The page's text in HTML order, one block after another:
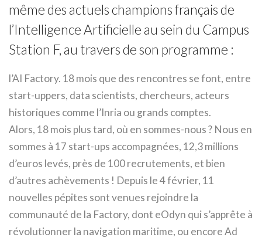
même des actuels champions français de
l’Intelligence Artificielle au sein du Campus
Station F, au travers de son programme :
l’AI Factory. 18 mois que des rencontres se font, entre
start-uppers, data scientists, chercheurs, acteurs
historiques comme l’Inria ou grands comptes.
Alors, 18 mois plus tard, où en sommes-nous ? Nous en
sommes à 17 start-ups accompagnées, 12,3 millions
d’euros levés, près de 100 recrutements, et bien
d’autres achèvements ! Depuis le 4 février, 11
nouvelles pépites sont venues rejoindre la
communauté de la Factory, dont eOdyn qui s’apprête à
révolutionner la navigation maritime, ou encore Ad